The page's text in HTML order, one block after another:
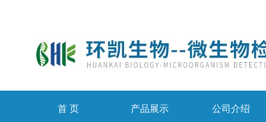
首 页 产品展示 公司介绍